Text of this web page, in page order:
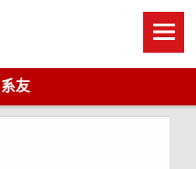
Hsin University
友